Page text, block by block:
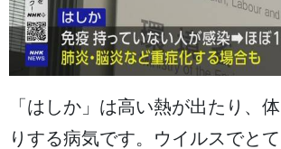
「はしか」は高い熱が出たり、 体
りする病気です。ウイルスでと